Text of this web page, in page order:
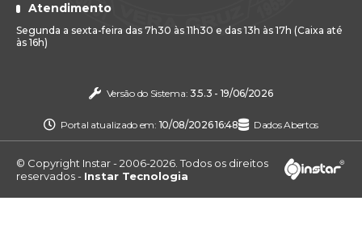
Atendimento
Segunda a sexta-feira das 7h30 às 11h30 e das 13h às 17h (Caixa até
às 16h)
Versão do Sistema: 3.5.3 - 19/06/2026
Portal atualizado em: 10/08/2026 16:48 Dados Abertos
© Copyright Instar - 2006-2026. Todos os direitos
reservados - Instar Tecnologia